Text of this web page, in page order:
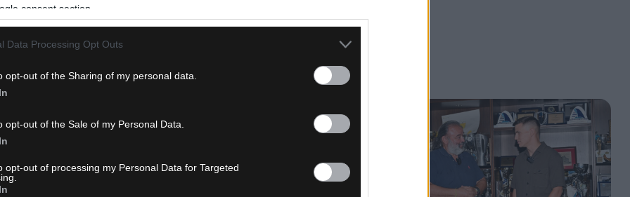
consent section.
Data Processing Opt Outs
opt-out of the Sharing of my personal data.
opt-out of the Sale of my Personal Data.
opt-out of processing my Personal Data for Targeted
επόμενα τέσσερα χρόνια, καθώς πρόκειται να βάλει την
αξίας 56 εκατομμυρίων δολαρίων.
πυλώνας των Σέλτικς